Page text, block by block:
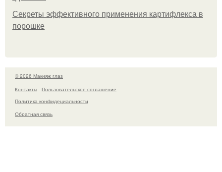
Секреты эффективного применения картифлекса в
порошке
© 2026 Макияж глаз
Контакты
Пользовательское соглашение
Политика конфидециальности
Обратная связь